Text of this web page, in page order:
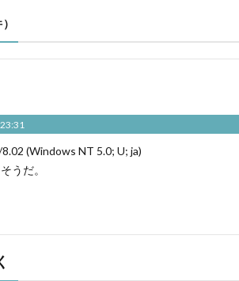
(Windows NT 5.0; U; ja)
うだ。